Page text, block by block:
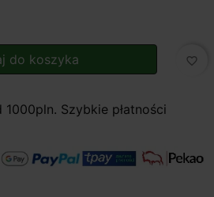
do koszyka favorite_border
Szybkie płatności